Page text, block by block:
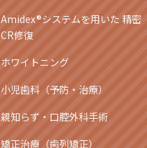
Amidex®システムを用いた 精密
CR修復
ホワイトニング
小児歯科（予防・治療）
親知らず・口腔外科手術
矯正治療（歯列矯正）